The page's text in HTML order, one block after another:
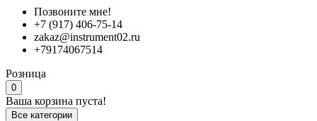
Позвоните мне!
+7 (917) 406-75-14
zakaz@instrument02.ru
+79174067514
Розница
0
Ваша корзина пуста!
Все категории